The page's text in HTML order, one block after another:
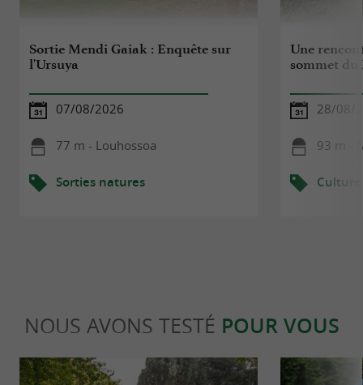
Sortie Mendi Gaiak : Enquête sur
l'Ursuya
07/08/2026
77 m - Louhossoa
Sorties natures
Une
sommet du
28/08/
93 m -
Culture
NOUS AVONS TESTÉ POUR VOUS